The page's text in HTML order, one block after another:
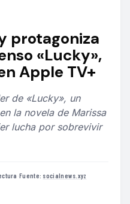
protagoniza
«Lucky»,
Apple TV+
de «Lucky», un
la novela de Marissa
lucha por sobrevivir
·Fuente: socialnews.xyz